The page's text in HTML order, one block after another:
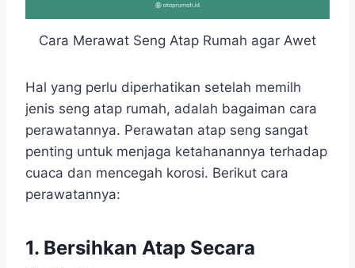
Cara Merawat Seng Atap Rumah agar Awet
Hal yang perlu diperhatikan setelah memilh
jenis seng atap rumah, adalah bagaiman cara
perawatannya. Perawatan atap seng sangat
penting untuk menjaga ketahanannya terhadap
cuaca dan mencegah korosi. Berikut cara
perawatannya:
1. Bersihkan Atap Secara